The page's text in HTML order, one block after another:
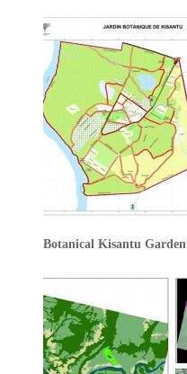
Botanical Kisantu Garden